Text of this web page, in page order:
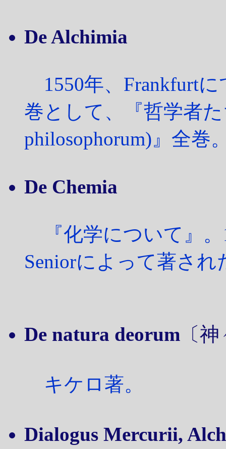
De Alchimia
1550年、Frankfurt
巻として、『哲学者
philosophorum)』全巻
De Chemia
『化学について』。
Seniorによって著さ
De natura deorum 〔
キケロ著。
Dialogus Mercurii,